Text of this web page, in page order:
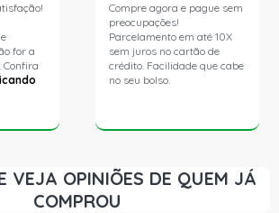
for a
Confira
Compre agora e pague sem
preocupações!
Parcelamento em até 10X
sem juros no cartão de
crédito. Facilidade que cabe
no seu bolso.
VEJA OPINIÕES DE QUEM JÁ
COMPROU